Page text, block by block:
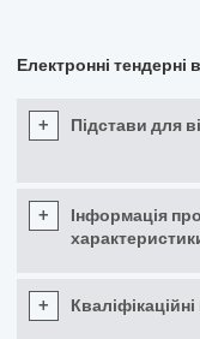
Електронні тендерні
+ Підстави для
+
Інформація про
+ Кваліфікаційні